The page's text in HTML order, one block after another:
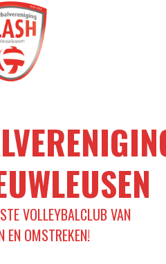
VOLLEYBALCLUB VAN
EN OMSTREKEN!